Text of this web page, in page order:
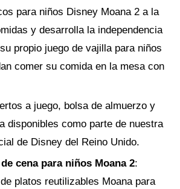
para niños Disney Moana 2 a la
y desarrolla la independencia
propio juego de vajilla para niños
comer su comida en la mesa con
a juego, bolsa de almuerzo y
disponibles como parte de nuestra
de Disney del Reino Unido.
cena para niños Moana 2:
platos reutilizables Moana para